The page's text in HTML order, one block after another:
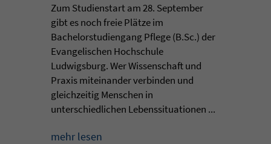
Zum Studienstart am 28. September
gibt es noch freie Plätze im
Bachelorstudiengang Pflege (B.Sc.) der
Evangelischen Hochschule
Ludwigsburg. Wer Wissenschaft und
Praxis miteinander verbinden und
gleichzeitig Menschen in
unterschiedlichen Lebenssituationen ...
mehr lesen